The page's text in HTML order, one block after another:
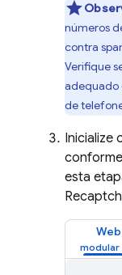
números
contra
Verifique
adequado
de
Inicialize
esta
Web